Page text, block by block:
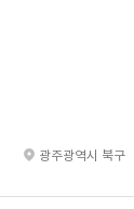
Spring광주광역시 북구